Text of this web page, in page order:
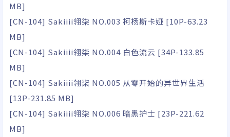
MB]
[CN-104] Sakiiii翎柒 NO.003 柯杨斯卡娅 [10P-63.23
MB]
[CN-104] Sakiiii翎柒 NO.004 白色流云 [34P-133.85
MB]
[CN-104] Sakiiii翎柒 NO.005 从零开始的异世界生活
[13P-231.85 MB]
[CN-104] Sakiiii翎柒 NO.006 暗黑护士 [23P-221.62
MB]